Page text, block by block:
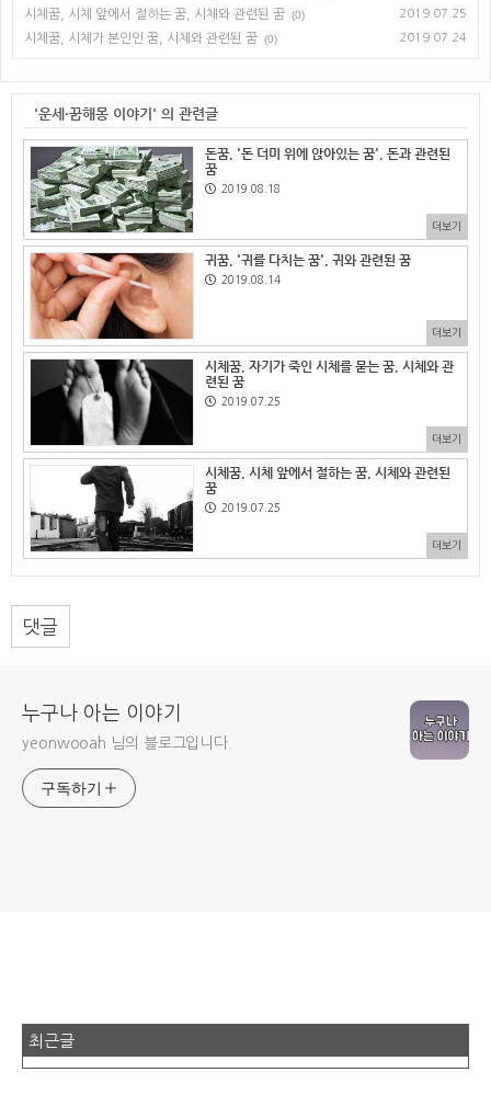
시체꿈, 시체 앞에서 절하는 꿈, 시체와 관련된 꿈 (0) 2019.07.25
시체꿈, 시체가 본인인 꿈, 시체와 관련된 꿈 (0) 2019.07.24
'운세·꿈해몽 이야기' 의 관련글
돈꿈, '돈 더미 위에 앉아있는 꿈', 돈과 관련된
꿈
2019.08.18
더보기
귀꿈, '귀를 다치는 꿈', 귀와 관련된 꿈
2019.08.14
더보기
시체꿈, 자기가 죽인 시체를 묻는 꿈, 시체와 관
련된 꿈
2019.07.25
더보기
시체꿈, 시체 앞에서 절하는 꿈, 시체와 관련된
꿈
2019.07.25
더보기
댓글
누구나 아는 이야기
yeonwooah 님의 블로그입니다.
구독하기
최근글